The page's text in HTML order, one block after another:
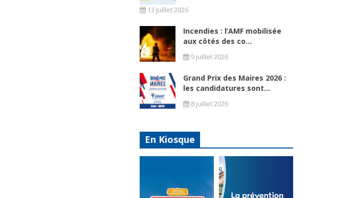
13 juillet 2026
Incendies : l’AMF mobilisée
aux côtés des co...
9 juillet 2026
Grand Prix des Maires 2026 :
les candidatures sont...
8 juillet 2026
En Kiosque